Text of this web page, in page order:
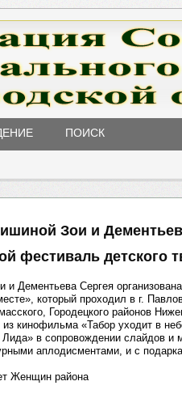
ПОИСК
Зои и
фестиваль детского
Дементьева Сергея
который проходил в г.
Городецкого районов
кинофильма «Табор уходит в
в сопровождении слайдов
аплодисментами, и с
Женщин района